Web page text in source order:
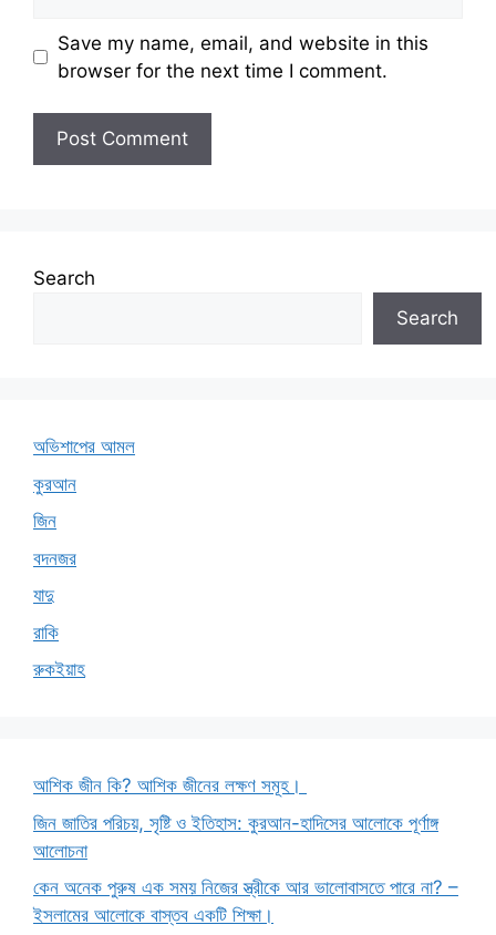
Save my name, email, and website in this
browser for the next time I comment.
Search
Search
অভিশাপের আমল
কুরআন
জিন
বদনজর
যাদু
রাকি
রুকইয়াহ
আশিক জীন কি? আশিক জীনের লক্ষণ সমূহ।
জিন জাতির পরিচয়, সৃষ্টি ও ইতিহাস: কুরআন-হাদিসের আলোকে পূর্ণাঙ্গ
আলোচনা
কেন অনেক পুরুষ এক সময় নিজের স্ত্রীকে আর ভালোবাসতে পারে না? –
ইসলামের আলোকে বাস্তব একটি শিক্ষা।